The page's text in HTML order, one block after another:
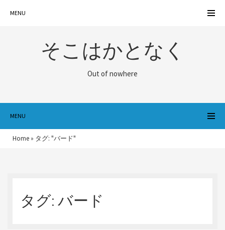
MENU
そこはかとなく
Out of nowhere
MENU
Home » タグ: "バード"
タグ: バード